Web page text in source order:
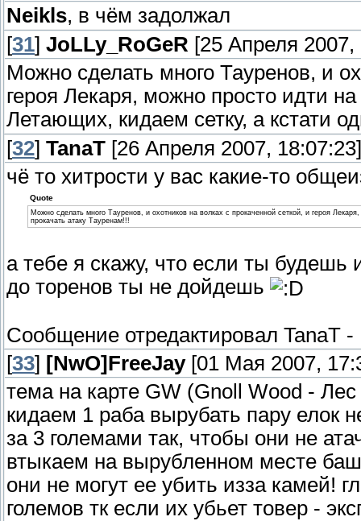
Neikls, в чём задолжал
[31] JoLLy_RoGeR [25 Апреля 2007,
Можно сделать много Тауренов, и
героя Лекаря, можно просто идти
Летающих, кидаем сетку, а кстати
[32] TanaT [26 Апреля 2007, 18:07:23]
чё то хитрости у вас какие-то
Quote
Можно сделать много Тауренов, и охотников на волках с прокаченной сеткой, и героя
прокачать атаку Тауренам!!!
а тебе я скажу, что если ты будешь
до торенов ты не дойдешь
Сообщение отредактировал TanaT -
[33] [NwO]FreeJay[01 Мая 2007,
тема на карте GW (Gnoll Wood -
кидаем 1 раба вырубать пару елок
за 3 големами так, чтобы они не
втыкаем на вырубленном месте
они не могут ее убить изза камей!
големов тк если их убьет товер -